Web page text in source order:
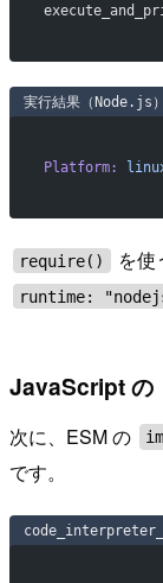
実行結果（Node.js）
Platform:
require() を使
runtime:
JavaScript の
次に、ESM の
です。